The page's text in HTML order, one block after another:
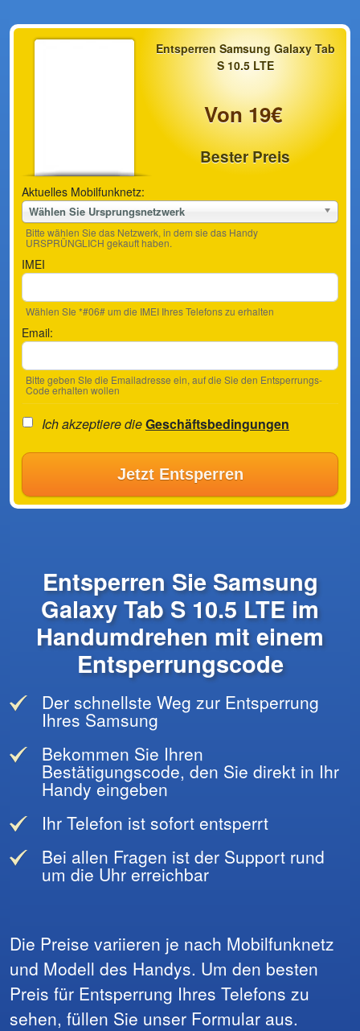
Entsperren Samsung Galaxy Tab
S 10.5 LTE
Von 19€
Bester Preis
Aktuelles Mobilfunknetz:
Wählen Sie Ursprungsnetzwerk
Bitte wählen Sie das Netzwerk, in dem sie das Handy
URSPRÜNGLICH gekauft haben.
IMEI
Wählen SIe *#06# um die IMEI Ihres Telefons zu erhalten
Email:
Bitte geben SIe die Emailadresse ein, auf die Sie den Entsperrungs-
Code erhalten wollen
Ich akzeptiere dieGeschäftsbedingungen
Jetzt Entsperren
Entsperren Sie Samsung
Galaxy Tab S 10.5 LTE im
Handumdrehen mit einem
Entsperrungscode
Der schnellste Weg zur Entsperrung
Ihres Samsung
Bekommen Sie Ihren
Bestätigungscode, den Sie direkt in Ihr
Handy eingeben
Ihr Telefon ist sofort entsperrt
Bei allen Fragen ist der Support rund
um die Uhr erreichbar
Die Preise variieren je nach Mobilfunknetz
und Modell des Handys. Um den besten
Preis für Entsperrung Ihres Telefons zu
sehen, füllen Sie unser Formular aus.